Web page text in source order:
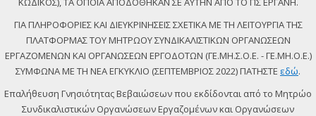
ΓΙΑ ΠΛΗΡΟΦΟΡΙΕΣ ΚΑΙ ΔΙΕΥΚΡΙΝΗΣΕΙΣ ΣΧΕΤΙΚΑ ΜΕ ΤΗ ΛΕΙΤΟΥΡΓΙΑ ΤΗΣ
ΠΛΑΤΦΟΡΜΑΣ ΤΟΥ ΜΗΤΡΩΟΥ ΣΥΝΔΙΚΑΛΙΣΤΙΚΩΝ ΟΡΓΑΝΩΣΕΩΝ
ΕΡΓΑΖΟΜΕΝΩΝ ΚΑΙ ΟΡΓΑΝΩΣΕΩΝ ΕΡΓΟΔΟΤΩΝ (ΓΕ.ΜΗ.Σ.Ο.Ε. - ΓΕ.ΜΗ.Ο.Ε.)
ΣΥΜΦΩΝΑ ΜΕ ΤΗ ΝΕΑ ΕΓΚΥΚΛΙΟ (ΣΕΠΤΕΜΒΡΙΟΣ 2022) ΠΑΤΗΣΤΕ εδώ.
Επαλήθευση Γνησιότητας Βεβαιώσεων που εκδίδονται από το Μητρώο
Συνδικαλιστικών Οργανώσεων Εργαζομένων και Οργανώσεων